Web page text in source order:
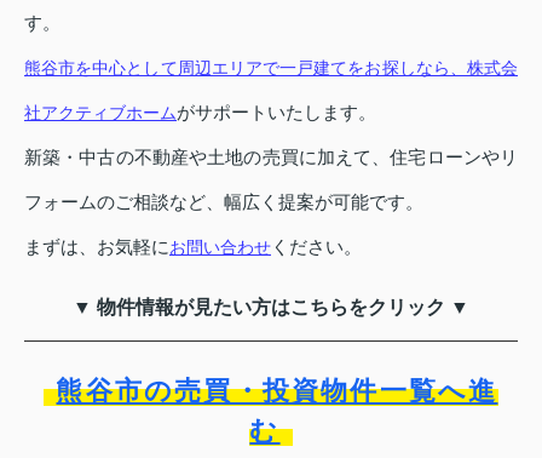
す。
熊谷市を中心として周辺エリアで一戸建てをお探しなら、株式会
社アクティブホームがサポートいたします。
新築・中古の不動産や土地の売買に加えて、住宅ローンやリ
フォームのご相談など、幅広く提案が可能です。
まずは、お気軽にお問い合わせ ください。
▼ 物件情報が見たい方はこちらをクリック ▼
熊谷市の売買・投資物件一覧へ進
む